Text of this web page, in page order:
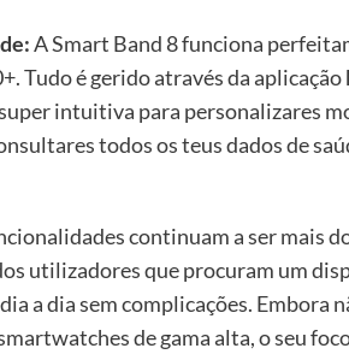
A Smart Band 8 funciona
Tudo é gerido através da aplicação
intuitiva para personalizares
todos os teus dados de
continuam a ser mais
utilizadores que procuram um
a dia sem complicações. Embora
de gama alta, o seu